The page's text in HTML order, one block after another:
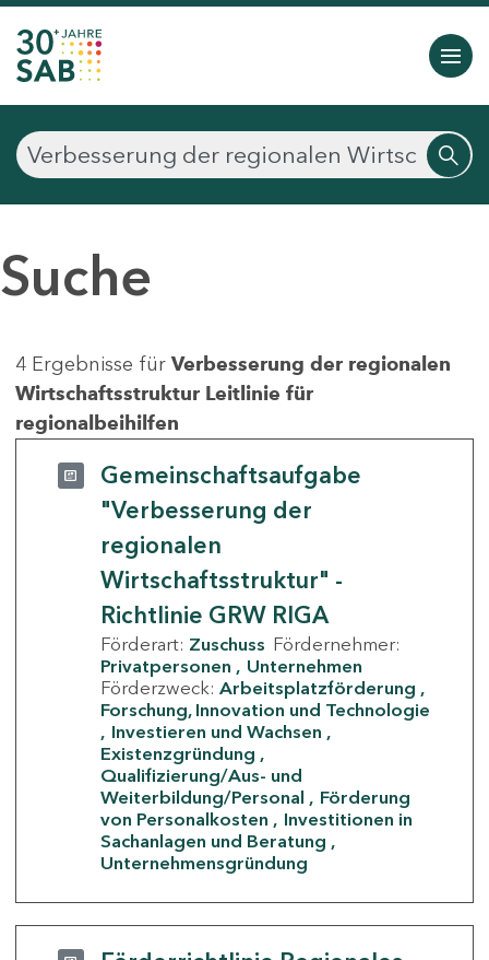
Suche
4 Ergebnisse für Verbesserung der regionalen
Wirtschaftsstruktur Leitlinie für
regionalbeihilfen
Gemeinschaftsaufgabe
"Verbesserung der
regionalen
Wirtschaftsstruktur" -
Richtlinie GRW RIGA
Förderart: Zuschuss Fördernehmer:
Privatpersonen
Unternehmen
Förderzweck: Arbeitsplatzförderung
Forschung, Innovation und Technologie
Investieren und Wachsen
Existenzgründung
Qualifizierung/Aus- und
Weiterbildung/Personal
Förderung
von Personalkosten
Investitionen in
Sachanlagen und Beratung
Unternehmensgründung